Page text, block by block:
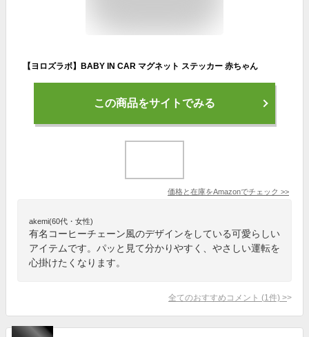
【ヨロズラボ】BABY IN CAR マグネット ステッカー 赤ちゃん
この商品をサイトでみる
価格と在庫をAmazonでチェック >>
akemi(60代・女性)
有名コーヒーチェーン風のデザインをしている可愛らしい
アイテムです。パッと見て分かりやすく、やさしい運転を
心掛けたくなります。
全てのおすすめコメント (1 件) >